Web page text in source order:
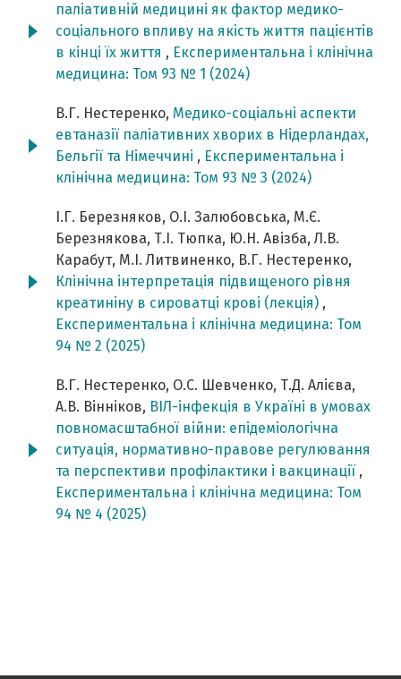
паліативній медицині як фактор медико-
соціального впливу на якість життя пацієнтів
в кінці їх життя , Експериментальна і клінічна
медицина: Том 93 № 1 (2024)
В.Г. Нестеренко, Медико-соціальні аспекти
евтаназії паліативних хворих в Нідерландах,
Бельгії та Німеччині , Експериментальна і
клінічна медицина: Том 93 № 3 (2024)
І.Г. Березняков, О.І. Залюбовська, М.Є.
Березнякова, Т.І. Тюпка, Ю.Н. Авізба, Л.В.
Карабут, М.І. Литвиненко, В.Г. Нестеренко,
Клінічна інтерпретація підвищеного рівня
креатиніну в сироватці крові (лекція) ,
Експериментальна і клінічна медицина: Том
94 № 2 (2025)
В.Г. Нестеренко, О.С. Шевченко, Т.Д. Алієва,
А.В. Вінніков, ВІЛ-інфекція в Україні в умовах
повномасштабної війни: епідеміологічна
ситуація, нормативно-правове регулювання
та перспективи профілактики і вакцинації ,
Експериментальна і клінічна медицина: Том
94 № 4 (2025)